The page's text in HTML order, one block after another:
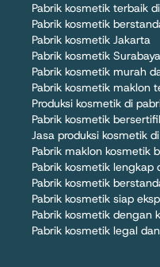
Pabrik kosmetik terbaik
Pabrik kosmetik
Pabrik kosmetik Jakarta
Pabrik kosmetik Surabaya
Pabrik kosmetik murah
Pabrik kosmetik maklon
Produksi kosmetik di
Pabrik kosmetik
Jasa produksi kosmetik
Pabrik maklon kosmetik
Pabrik kosmetik lengkap
Pabrik kosmetik
Pabrik kosmetik siap
Pabrik kosmetik dengan
Pabrik kosmetik legal